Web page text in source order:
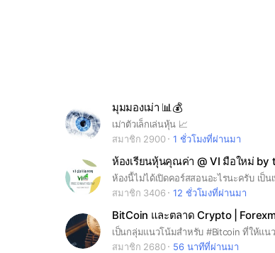
มุมมองเม่า 📊💰
เม่าตัวเล็กเล่นหุ้น 📈
สมาชิก 2900
1 ชั่วโมงที่ผ่านมา
สมาชิก 3406
12 ชั่วโมงที่ผ่านมา
สมาชิก 2680
56 นาทีที่ผ่านมา